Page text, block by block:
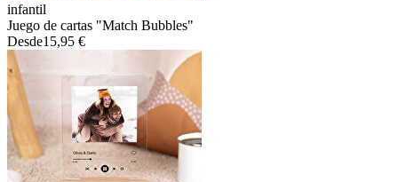
infantil
Juego de cartas "Match Bubbles"
Desde15,95 €